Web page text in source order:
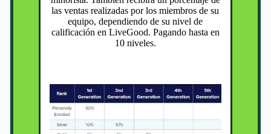
las ventas realizadas por los miembros de su
equipo, dependiendo de su nivel de
calificación en LiveGood. Pagando hasta en
10 niveles.